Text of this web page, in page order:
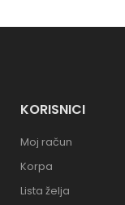
KORISNICI
Moj račun
Korpa
Lista želja